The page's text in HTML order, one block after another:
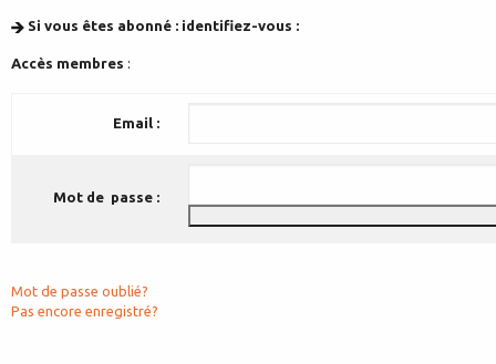
Si vous êtes abonné : identifiez-vous :
Accès membres :
Email :
Mot de passe :
Mot de passe oublié?
Pas encore enregistré?